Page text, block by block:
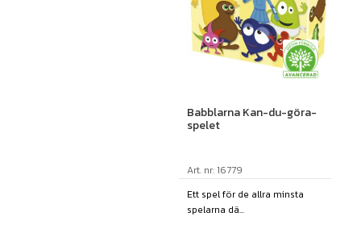
Babblarna Kan-du-göra-
spelet
Art. nr: 16779
Ett spel för de allra minsta
spelarna dä...